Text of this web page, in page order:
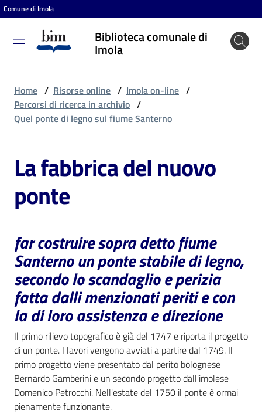
Vai al contenuto
Vai alla navigazione
Vai al footer
Comune di Imola
Biblioteca comunale di
Imola
Biblioteca
comunale
Cosa
puoi
fare
Scopri
i
contenuti
online
Home / Risorse online / Imola on-line /
Percorsi di ricerca in archivio /
Quel ponte di legno sul fiume Santerno
La fabbrica del nuovo
ponte
far costruire sopra detto fiume
Santerno un ponte stabile di legno,
secondo lo scandaglio e perizia
fatta dalli menzionati periti e con
la di loro assistenza e direzione
Il primo rilievo topografico è già del 1747 e riporta il progetto
di un ponte. I lavori vengono avviati a partire dal 1749. Il
primo progetto viene presentato dal perito bolognese
Bernardo Gamberini e un secondo progetto dall'imolese
Domenico Petrocchi. Nell'estate del 1750 il ponte è ormai
pienamente funzionante.